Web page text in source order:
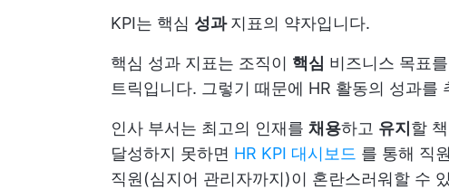
KPI는 핵심 성과지표의 약자입니다.
핵심 성과 지표는 조직이 핵심 비즈니스 목표
트릭입니다. 그렇기 때문에 HR 활동의 성과
인사 부서는 최고의 인재를 채용하고 유지 할
달성하지 못하면 HR KPI 대시보드 를 통해 직
직원(심지어 관리자까지)이 혼란스러워할 수